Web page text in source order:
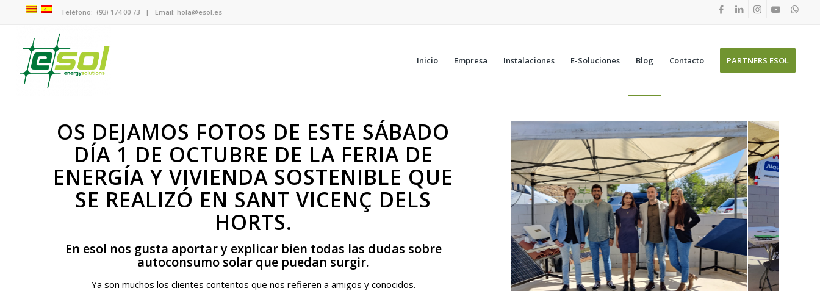
Teléfono: (93) 174 00 73 | Email: hola@esol.es
Inicio Empresa Instalaciones E-Soluciones Blog Contacto PARTNERS ESOL
OS DEJAMOS FOTOS DE ESTE SÁBADO
DÍA 1 DE OCTUBRE DE LA FERIA DE
ENERGÍA Y VIVIENDA SOSTENIBLE QUE
SE REALIZÓ EN SANT VICENÇ DELS
HORTS.
En esol nos gusta aportar y explicar bien todas las dudas sobre
autoconsumo solar que puedan surgir.
Ya son muchos los clientes contentos que nos refieren a amigos y conocidos.